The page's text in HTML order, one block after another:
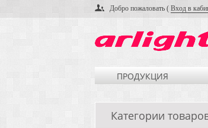
Добро пожаловать ( Вход в
ПРОДУКЦИЯ
Категории